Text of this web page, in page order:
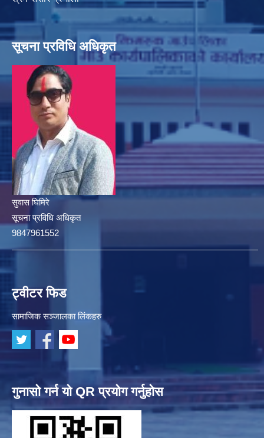
सूचना प्रविधि अधिकृत
सुवास घिमिरे
सूचना प्रविधि अधिकृत
9847961552
ट्वीटर फिड
सामाजिक सञ्जालका लिंकहरु
गुनासो गर्न यो QR प्रयोग गर्नुहोस